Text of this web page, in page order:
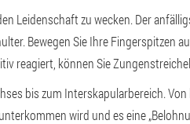
Leidenschaft zu wecken. Der
Bewegen Sie Ihre Fingerspitzen
reagiert, können Sie
bis zum Interskapularbereich.
wird und es eine